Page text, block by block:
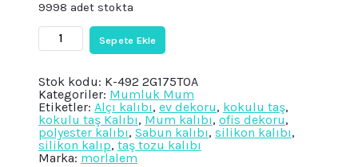
9998 adet stokta
Mini
Saksı
Kalıp
K-
492
adet
Sepete Ekle
Stok kodu: K-492 2G175TOA
Kategoriler: Mumluk Mum
Etiketler: Alçı kalıbı, ev dekoru, kokulu taş,
kokulu taş Kalıbı, Mum kalıbı, ofis dekoru,
polyester kalıbı, Sabun kalıbı, silikon kalıbı,
silikon kalıp, taş tozu kalıbı
Marka: morlalem